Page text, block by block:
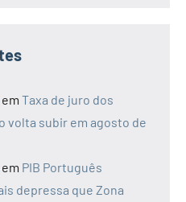
em Taxa de juro dos
volta subir em agosto de
em PIB Português
depressa que Zona